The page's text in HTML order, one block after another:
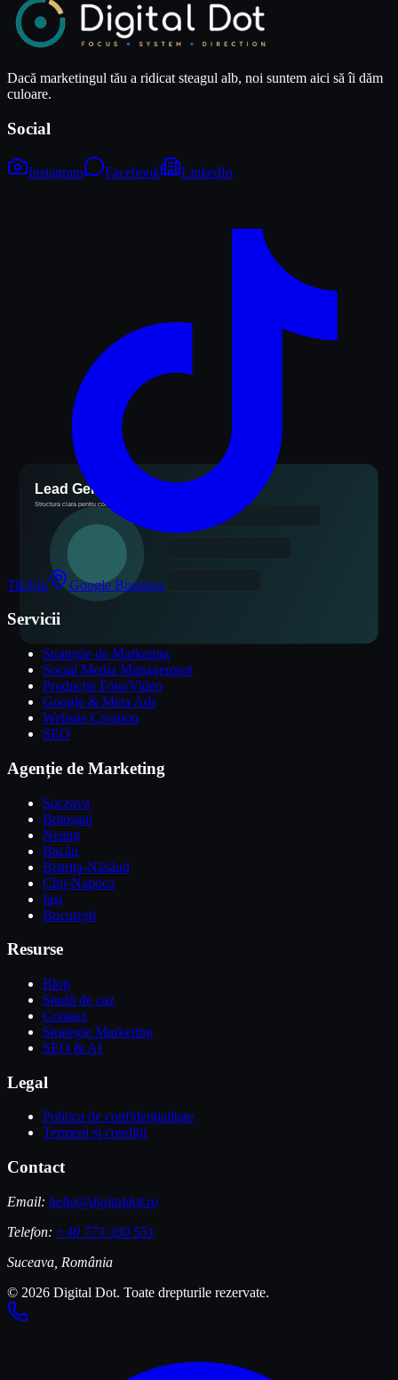
Dacă marketingul tău a ridicat steagul alb, noi suntem aici să îi dăm
culoare.
Social
Instagram Facebook LinkedIn
TikTok Google Business
Servicii
Strategie de Marketing
Social Media Management
Producție Foto/Video
Google & Meta Ads
Website Creation
SEO
Agenție de Marketing
Suceava
Botoșani
Neamț
Bacău
Bistrița-Năsăud
Cluj-Napoca
Iași
București
Resurse
Blog
Studii de caz
Contact
Strategie Marketing
SEO & AI
Legal
Politica de confidențialitate
Termeni și condiții
Contact
Email: hello@digitaldot.ro
Telefon: +40 773 330 551
Suceava, România
© 2026 Digital Dot. Toate drepturile rezervate.